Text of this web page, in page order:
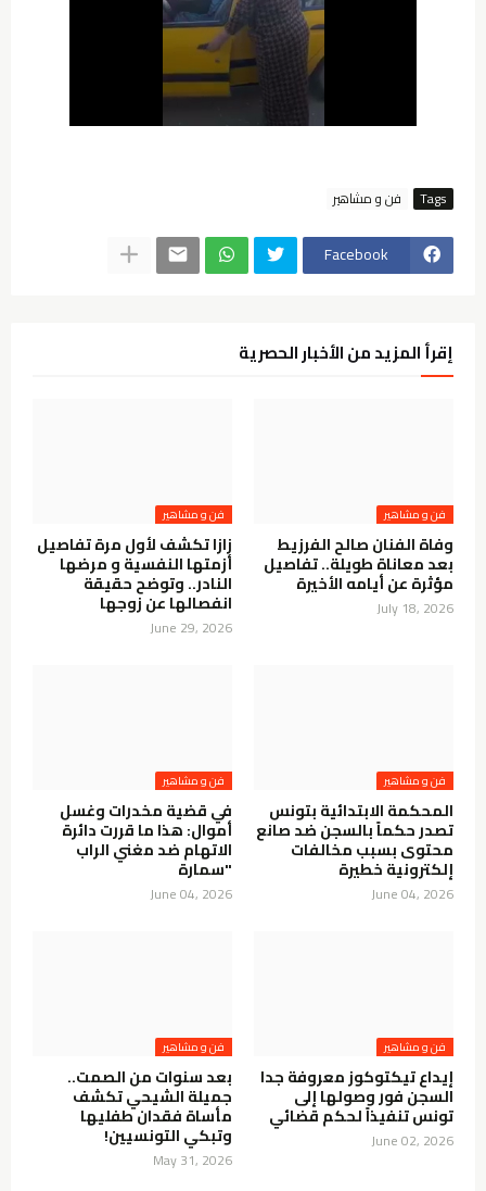
Tags فن و مشاهير
Facebook
إقرأ المزيد من الأخبار الحصرية
فن و مشاهير
وفاة الفنان صالح الفرزيط
بعد معاناة طويلة.. تفاصيل
مؤثرة عن أيامه الأخيرة
July 18, 2026
فن و مشاهير
زازا تكشف لأول مرة تفاصيل
أزمتها النفسية و مرضها
النادر.. وتوضح حقيقة
انفصالها عن زوجها
June 29, 2026
فن و مشاهير
المحكمة الابتدائية بتونس
تصدر حكماً بالسجن ضد صانع
محتوى بسبب مخالفات
إلكترونية خطيرة
June 04, 2026
فن و مشاهير
في قضية مخدرات وغسل
أموال: هذا ما قررت دائرة
الاتهام ضد مغني الراب
"سمارة
June 04, 2026
فن و مشاهير
إيداع تيكتوكوز معروفة جدا
السجن فور وصولها إلى
تونس تنفيذاً لحكم قضائي
June 02, 2026
فن و مشاهير
بعد سنوات من الصمت..
جميلة الشيحي تكشف
مأساة فقدان طفليها
وتبكي التونسيين!
May 31, 2026